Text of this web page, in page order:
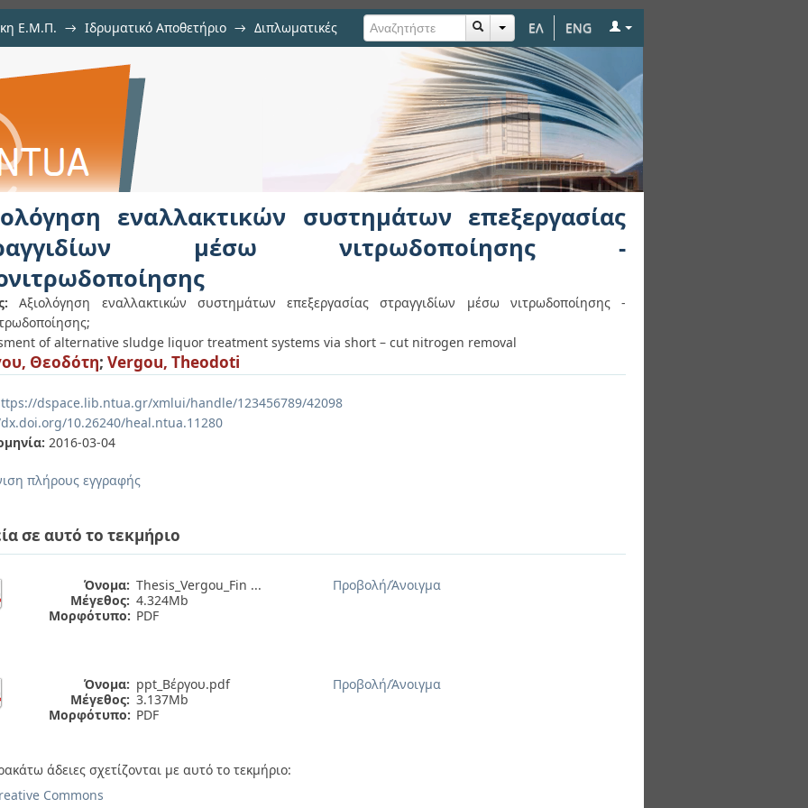
ΕΛ ENG
Ε.Μ.Π. → Ιδρυματικό Αποθετήριο → Διπλωματικές
συστημάτων επεξεργασίας στραγγιδίων μέσω
εναλλακτικών συστημάτων επεξεργασίας
μέσω νιτρωδοποίησης -
Αξιολόγηση εναλλακτικών συστημάτων επεξεργασίας στραγγιδίων μέσω νιτρωδοποίησης -
of alternative sludge liquor treatment systems via short – cut nitrogen removal
Θεοδότη; Vergou, Theodoti
dspace.lib.ntua.gr/xmlui/handle/123456789/42098
10.26240/heal.ntua.11280
2016-03-04
πλήρους εγγραφής
σε αυτό το τεκμήριο
Όνομα: Thesis_Vergou_Fin ...
Μέγεθος: 4.324Mb
Μορφότυπο: PDF
Προβολή/Άνοιγμα
Όνομα: ppt_Βέργου.pdf
Μέγεθος: 3.137Mb
Μορφότυπο: PDF
Προβολή/Άνοιγμα
άδειες σχετίζονται με αυτό το τεκμήριο:
Commons